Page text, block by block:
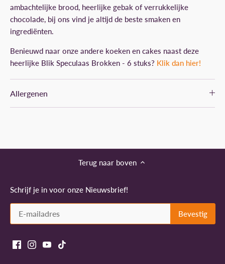
ambachtelijke brood, heerlijke gebak of verrukkelijke
chocolade, bij ons vind je altijd de beste smaken en
ingrediënten.
Benieuwd naar onze andere koeken en cakes naast deze
heerlijke Blik Speculaas Brokken - 6 stuks? Klik dan hier!
Allergenen
Terug naar boven
Schrijf je in voor onze Nieuwsbrief!